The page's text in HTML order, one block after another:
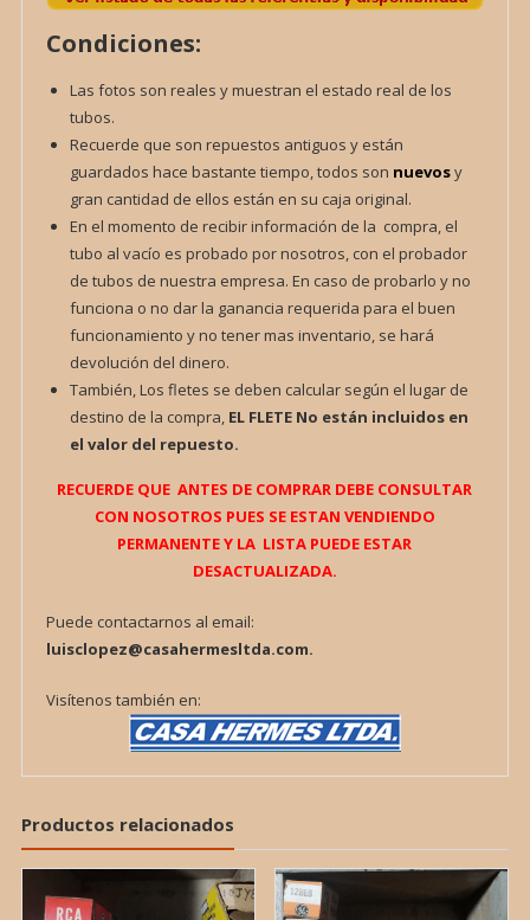
Condiciones:
Las fotos son reales y muestran el estado real de los
tubos.
Recuerde que son repuestos antiguos y están
guardados hace bastante tiempo, todos son nuevosy
gran cantidad de ellos están en su caja original.
En el momento de recibir información de la compra, el
tubo al vacío es probado por nosotros, con el probador
de tubos de nuestra empresa. En caso de probarlo y no
funciona o no dar la ganancia requerida para el buen
funcionamiento y no tener mas inventario, se hará
devolución del dinero.
También, Los fletes se deben calcular según el lugar de
destino de la compra, EL FLETE No están incluidos en
el valor del repuesto.
RECUERDE QUE ANTES DE COMPRAR DEBE CONSULTAR
CON NOSOTROS PUES SE ESTAN VENDIENDO
PERMANENTE Y LA LISTA PUEDE ESTAR
DESACTUALIZADA.
Puede contactarnos al email:
luisclopez@casahermesltda.com.
Visítenos también en:
Productos relacionados